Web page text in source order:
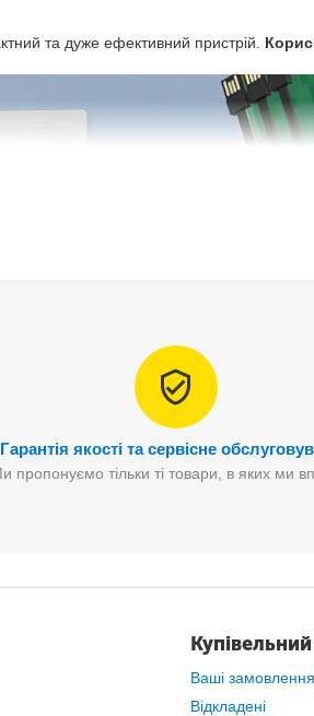
та дуже ефективний пристрій.
Гарантія якості та сервісне
пропонуємо тільки ті товари, в яких ми
Ваші замовлення
Відкладені